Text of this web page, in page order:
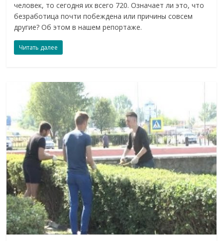
человек, то сегодня их всего 720. Означает ли это, что
безработица почти побеждена или причины совсем
другие? Об этом в нашем репортаже.
Читать далее